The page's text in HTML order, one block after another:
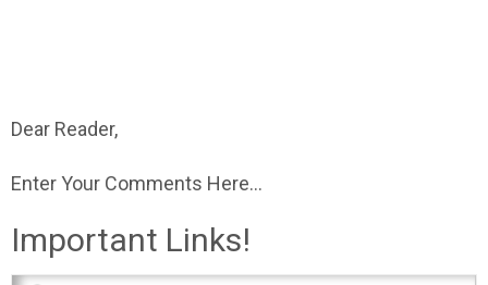
Dear Reader,
Enter Your Comments Here...
Important Links!